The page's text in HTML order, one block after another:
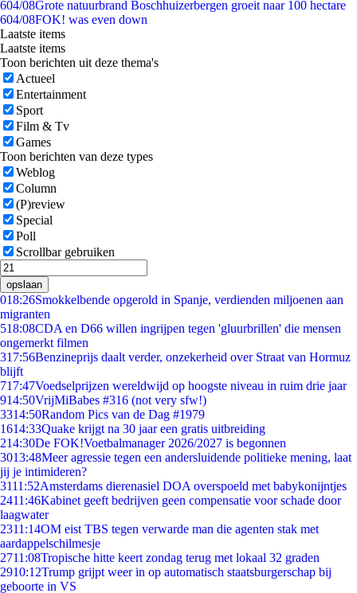
604/08Grote natuurbrand Boschhuizerbergen groeit naar 100 hectare
604/08FOK! was even down
Laatste items
Laatste items
Toon berichten uit deze thema's
Actueel
Entertainment
Sport
Film & Tv
Games
Toon berichten van deze types
Weblog
Column
(P)review
Special
Poll
Scrollbar gebruiken
opslaan
018:26Smokkelbende opgerold in Spanje, verdienden miljoenen aan
migranten
518:08CDA en D66 willen ingrijpen tegen 'gluurbrillen' die mensen
ongemerkt filmen
317:56Benzineprijs daalt verder, onzekerheid over Straat van Hormuz
blijft
717:47Voedselprijzen wereldwijd op hoogste niveau in ruim drie jaar
914:50VrijMiBabes #316 (not very sfw!)
3314:50Random Pics van de Dag #1979
1614:33Quake krijgt na 30 jaar een gratis uitbreiding
214:30De FOK!Voetbalmanager 2026/2027 is begonnen
3013:48Meer agressie tegen een andersluidende politieke mening, laat
jij je intimideren?
3111:52Amsterdams dierenasiel DOA overspoeld met babykonijntjes
2411:46Kabinet geeft bedrijven geen compensatie voor schade door
laagwater
2311:14OM eist TBS tegen verwarde man die agenten stak met
aardappelschilmesje
2711:08Tropische hitte keert zondag terug met lokaal 32 graden
2910:12Trump grijpt weer in op automatisch staatsburgerschap bij
geboorte in VS